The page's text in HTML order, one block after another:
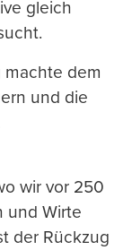
gleich
machte dem
und die
wir vor 250
und Wirte
der Rückzug